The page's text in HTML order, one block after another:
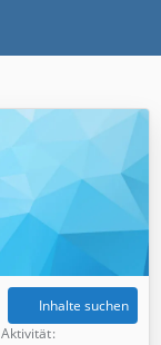
Inhalte suchen